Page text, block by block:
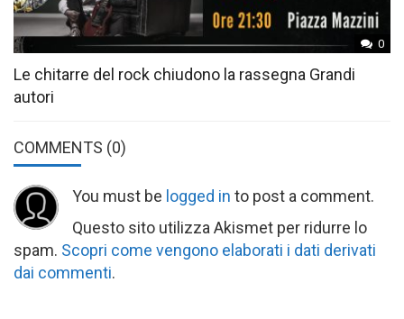
0
Le chitarre del rock chiudono la rassegna Grandi
autori
COMMENTS (0)
You must be logged in to post a comment.
Questo sito utilizza Akismet per ridurre lo
spam. Scopri come vengono elaborati i dati derivati
dai commenti.